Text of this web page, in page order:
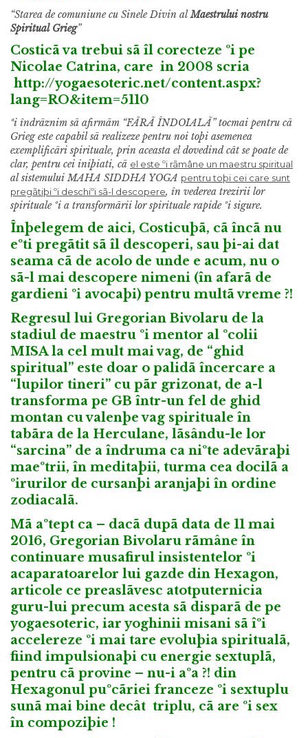
“Starea de comuniune cu Sinele Divin alMaestrului nostru
Spiritual Grieg”
Costicã va trebui sã îl corecteze ºi pe
Nicolae Catrina, care in 2008 scria
http://yogaesoteric.net/content.aspx?
lang=RO&item=5110
ªi îndrãznim sã afirmãm “FÃRÃ ÎNDOIALÃ” tocmai pentru cã
Grieg este capabil sã realizeze pentru noi toþi asemenea
exemplificãri spirituale, prin aceasta el dovedind cât se poate de
clar, pentru cei iniþiati, cã el este ºi rãmâne un maestru spiritual
al sistemului MAHA SIDDHA YOGA pentru toþi cei care sunt
pregãtiþi ºi deschiºi sã-l descopere, în vederea trezirii lor
spirituale ºi a transformãrii lor spirituale rapide ºi sigure.
Înþelegem de aici, Costicuþã, cã încã nu
eºti pregãtit sã îl descoperi, sau þi-ai dat
seama cã de acolo de unde e acum, nu o
sã-l mai descopere nimeni (în afarã de
gardieni ºi avocaþi) pentru multã vreme ?!
Regresul lui Gregorian Bivolaru de la
stadiul de maestru ºi mentor al ºcolii
MISA la cel mult mai vag, de “ghid
spiritual” este doar o palidã încercare a
“lupilor tineri” cu pãr grizonat, de a-l
transforma pe GB într-un fel de ghid
montan cu valenþe vag spirituale în
tabãra de la Herculane, lãsându-le lor
“sarcina” de a îndruma ca niºte adevãraþi
maeºtrii, în meditaþii, turma cea docilã a
ºirurilor de cursanþi aranjaþi în ordine
zodiacalã.
Mã aºtept ca – dacã dupã data de 11 mai
2016, Gregorian Bivolaru rãmâne în
continuare musafirul insistentelor ºi
acaparatoarelor lui gazde din Hexagon,
articole ce preaslãvesc atotputernicia
guru-lui precum acesta sã disparã de pe
yogaesoteric, iar yoghinii misani sã îºi
accelereze ºi mai tare evoluþia spiritualã,
fiind impulsionaþi cu energie sextuplã,
pentru cã provine – nu-i aºa ?! din
Hexagonul puºcãriei franceze ºi sextuplu
sunã mai bine decât triplu, cã are ºi sex
în compoziþie !